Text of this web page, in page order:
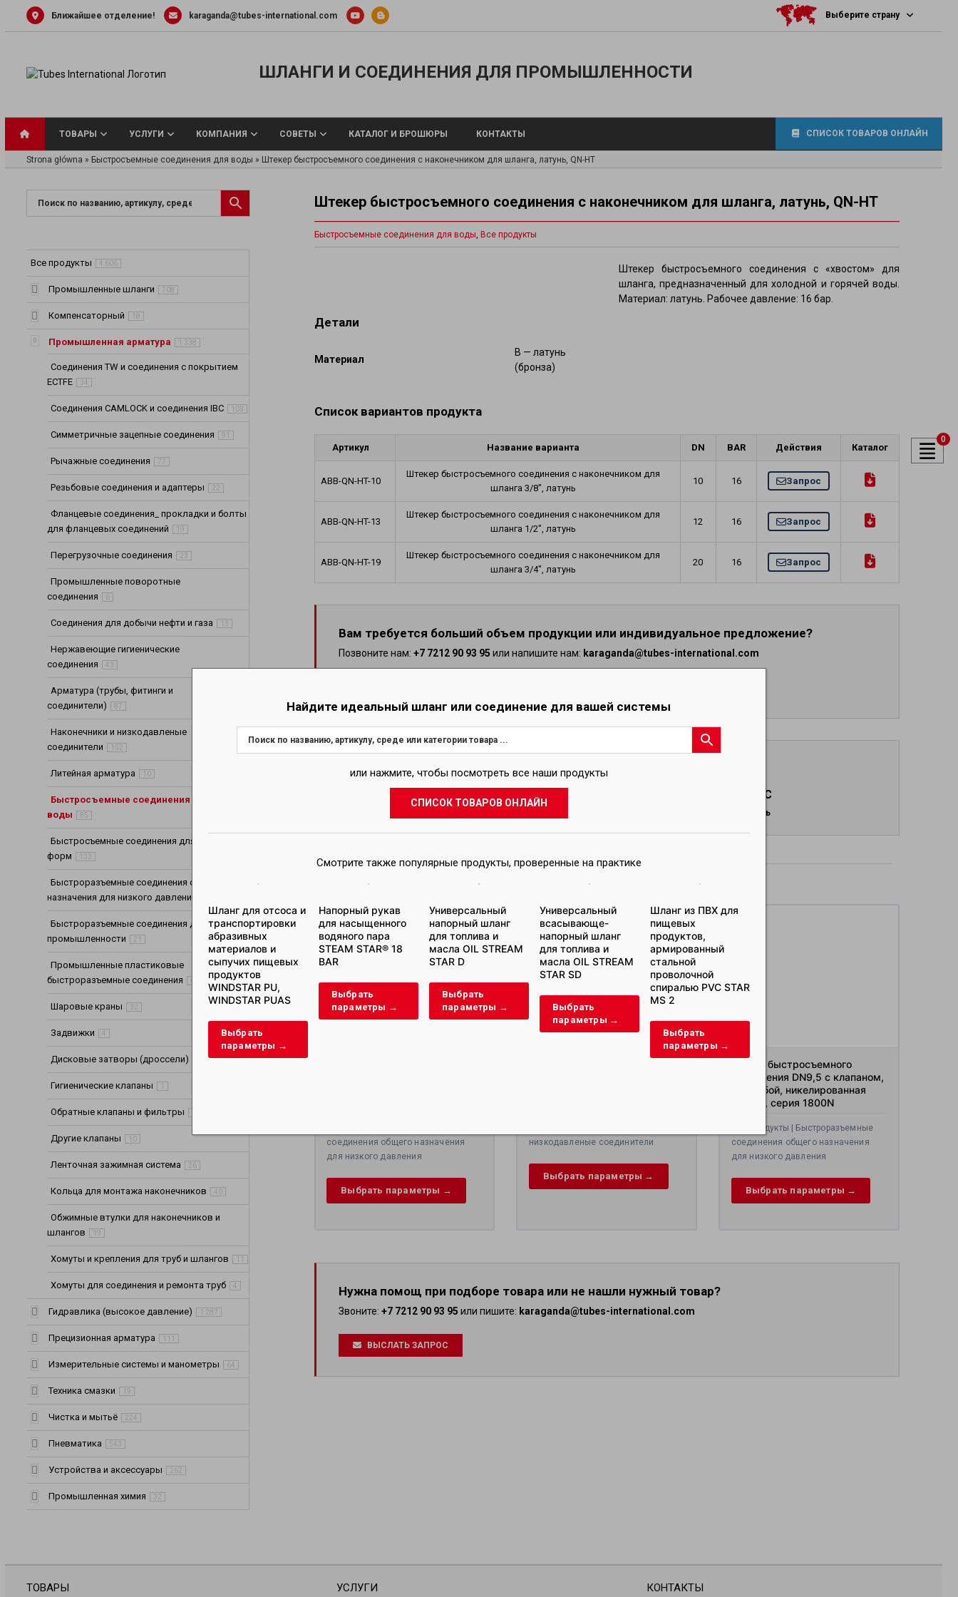
Ближайшее отделение! karaganda@tubes-international.com Выберите страну
ШЛАНГИ И СОЕДИНЕНИЯ ДЛЯ ПРОМЫШЛЕННОСТИ
ТОВАРЫ
Универсальные шланги
Шланги для воды и воздуха
Шланги для химических веществ
Шланги (Рукава) для абразивных материалов
Промышленные композитные рукава
Металлические шланги и концевые фитинги
Тефлоновые шланги
Шланги для перистальтических насосов
Шланги для газов и фитинги
Шланги для кондиционирования воздуха и
УСЛУГИ КОМПАНИЯ СОВЕТЫ КАТАЛОГ И БРОШЮРЫ КОНТАКТЫ СПИСОК ТОВАРОВ ОНЛАЙН
Strona główna » Быстросъемные соединения для воды » Штекер быстросъемного соединения с наконечником для шланга, латунь, QN-HT
Штекер быстросъемного соединения с наконечником для шланга, латунь, QN-HT
Быстросъемные соединения для воды, Все продукты
Детали
Mатериал
B — латунь
(бронза)
Штекер быстросъемного соединения с «хвостом» для
шланга, предназначенный для холодной и горячей воды.
Материал: латунь. Рабочее давление: 16 бар.
Список вариантов продукта
Артикул Название варианта DN BAR Действия Каталог
ABB-QN-HT-10
Штекер быстросъемного соединения с наконечником для
шланга 3/8", латунь
10 16 Запрос
ABB-QN-HT-13
Штекер быстросъемного соединения с наконечником для
шланга 1/2", латунь
12 16 Запрос
ABB-QN-HT-19
Штекер быстросъемного соединения с наконечником для
шланга 3/4", латунь
20 16 Запрос
Вам требуется больший объем продукции или индивидуальное предложение?
Позвоните нам: +7 7212 90 93 95 или напишите нам: karaganda@tubes-international.com
ЗАПРОС
Отправить
Связанные продукты
соединения общего назначения
для низкого давления
Выбрать параметры →
низкодавленые соединители
Выбрать параметры →
Гнездо быстросъемного
соединения DN9,5 с клапаном,
с резьбой, никелированная
латунь, серия 1800N
Все продукты | Быстроразъемные
соединения общего назначения
для низкого давления
Выбрать параметры →
Нужна помощ при подборе товара или не нашли нужный товар?
Звоните: +7 7212 90 93 95 или пишите: karaganda@tubes-international.com
ВЫСЛАТЬ ЗАПРОС
Все продукты 4 606
Промышленные шланги 708
Компенсаторный 18
Промышленная арматура 1 338
Соединения TW и соединения с покрытием
ECTFE
34
Соединения CAMLOCK и соединения IBC 103
Симметричные зацепные соединения 91
Рычажные соединения 77
Резьбовые соединения и адаптеры 22
Фланцевые соединения_ прокладки и болты
для фланцевых соединений
19
Перегрузочные соединения 23
Промышленные поворотные
соединения
6
Соединения для добычи нефти и газа 13
Нержавеющие гигиенические
соединения
43
Арматура (трубы, фитинги и
соединители)
87
Наконечники и низкодавленые
соединители
152
Литейная арматура 10
Быстросъемные соединения для
воды
85
Быстросъемные соединения для литьевых
форм
133
Быстроразъемные соединения общего
назначения для низкого давления
Быстроразъемные соединения для пищевой
промышленности
21
Промышленные пластиковые
быстроразъемные соединения
65
Шаровые краны 32
Задвижки 4
Дисковые затворы (дроссели)
Гигиенические клапаны
Обратные клапаны и фильтры
Другие клапаны 10
Ленточная зажимная система 26
Кольца для монтажа наконечников 40
Обжимные втулки для наконечников и
шлангов
19
Хомуты и крепления для труб и шлангов
Хомуты для соединения и ремонта труб 4
Гидравлика (высокое давление) 1 287
Прецизионная арматура
Измерительные системы и манометры 64
Техника смазки 19
Чистка и мытьё 224
Пневматика 543
Устройства и аксессуары 262
Промышленная химия 32
ТОВАРЫ УСЛУГИ КОНТАКТЫ
0
Найдите идеальный шланг или соединение для вашей системы
или нажмите, чтобы посмотреть все наши продукты
СПИСОК ТОВАРОВ ОНЛАЙН
Смотрите также популярные продукты, проверенные на практике
Шланг для отсоса и
транспортировки
абразивных
материалов и
сыпучих пищевых
продуктов
WINDSTAR PU,
WINDSTAR PUAS
Выбрать
параметры →
Напорный рукав
для насыщенного
водяного пара
STEAM STAR® 18
BAR
Выбрать
параметры →
Универсальный
напорный шланг
для топлива и
масла OIL STREAM
STAR D
Выбрать
параметры →
Универсальный
всасывающе-
напорный шланг
для топлива и
масла OIL STREAM
STAR SD
Выбрать
параметры →
Шланг из ПВХ для
пищевых
продуктов,
армированный
стальной
проволочной
спиралью PVC STAR
MS 2
Выбрать
параметры →